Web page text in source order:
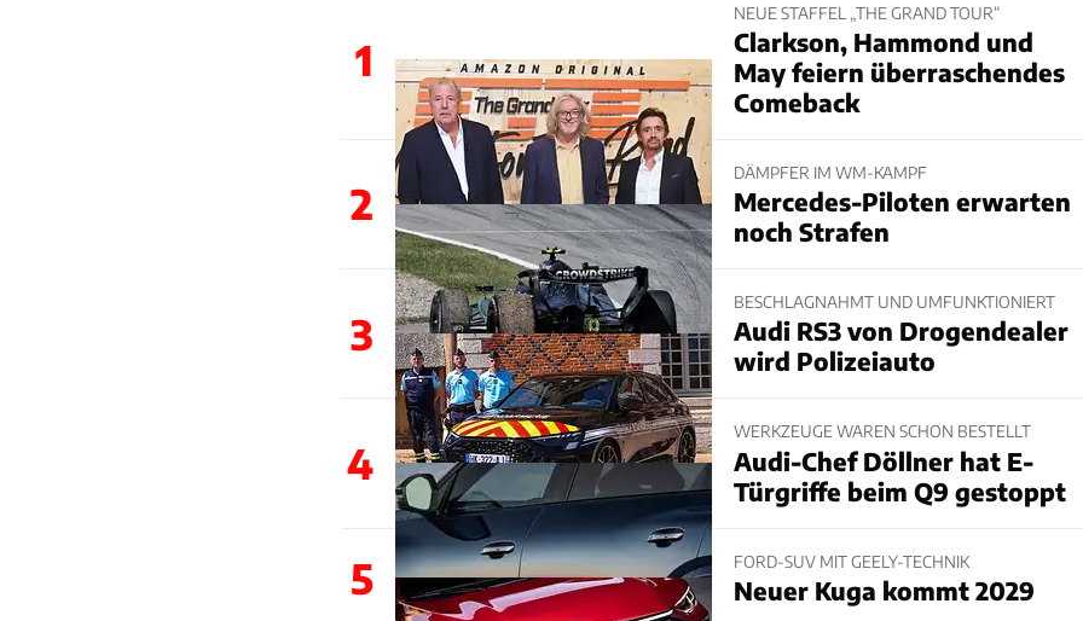
1
NEUE STAFFEL „THE GRAND TOUR“
Clarkson, Hammond und
May feiern überraschendes
Comeback
2
DÄMPFER IM WM-KAMPF
Mercedes-Piloten erwarten
noch Strafen
3
BESCHLAGNAHMT UND UMFUNKTIONIERT
Audi RS3 von Drogendealer
wird Polizeiauto
4
WERKZEUGE WAREN SCHON BESTELLT
Audi-Chef Döllner hat E-
Türgriffe beim Q9 gestoppt
5 FORD-SUV MIT GEELY-TECHNIK
Neuer Kuga kommt 2029